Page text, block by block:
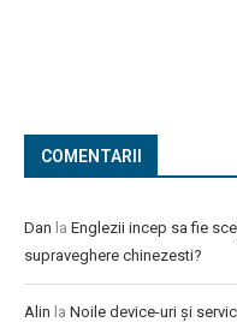
COMENTARII
Dan la Englezii incep sa fie
supraveghere chinezesti?
Alin la Noile device-uri și